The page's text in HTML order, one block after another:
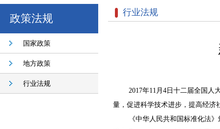
政策法规
国家政策
地方政策
行业法规
行业法规
2017年11月4日十二届全国人
量，促进科学技术进步，提高经济
《中华人民共和国标准化法